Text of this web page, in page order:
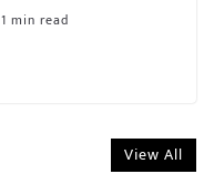
1 min read
View All